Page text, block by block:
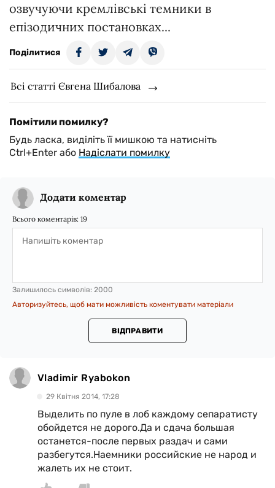
озвучуючи кремлівські темники в
епізодичних постановках...
Поділитися
Всі статті Євгена Шибалова
Помітили помилку?
Будь ласка, виділіть її мишкою та натисніть
Ctrl+Enter або Надіслати помилку
Додати коментар
Всього коментарів: 19
Залишилось символів: 2000
Авторизуйтесь, щоб мати можливість коментувати матеріали
ВІДПРАВИТИ
Vladimir Ryabokon
29 Квiтня 2014, 17:28
Выделить по пуле в лоб каждому сепаратисту
обойдется не дорого.Да и сдача большая
останется-после первых раздач и сами
разбегутся.Наемники российские не народ и
жалеть их не стоит.